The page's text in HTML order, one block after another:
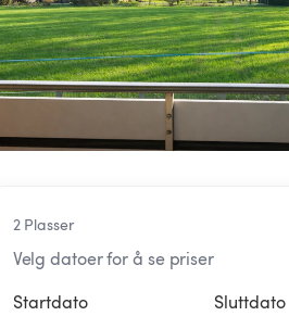
2 Plasser
Velg datoer for å se priser
Startdato
Sluttdato